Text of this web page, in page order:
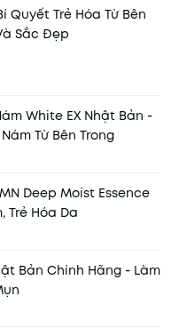
Quyết Trẻ Hóa Từ Bên
Sắc Đẹp
White EX Nhật Bản -
Từ Bên Trong
Deep Moist Essence
Trẻ Hóa Da
Bản Chính Hãng - Làm